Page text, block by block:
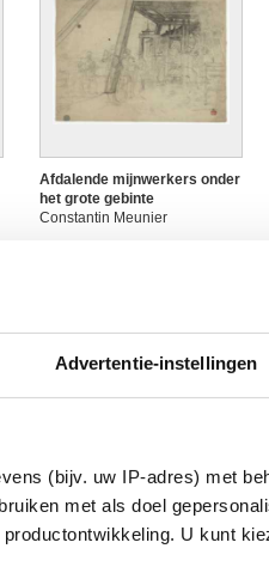
Advertentie-instellingen
(bijv. uw IP-adres) met
met als doel
U kunt
Afdalende mijnwerkers onder
het grote gebinte
Constantin Meunier
Arbeider aan de slag bij een
oven
Constantin Meunier